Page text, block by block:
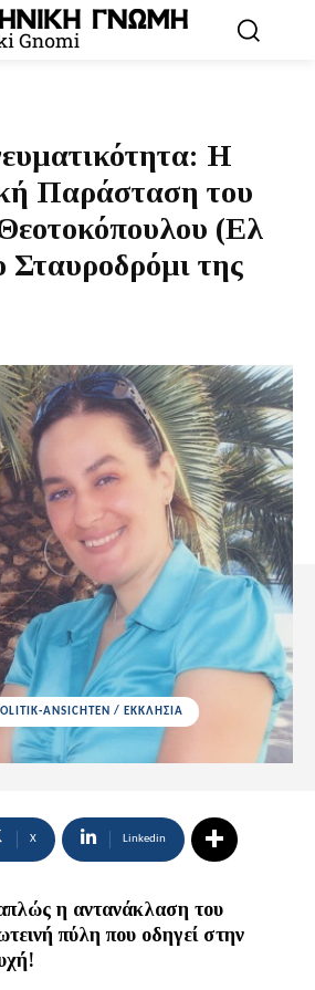
Η
Παράσταση του
(Ελ
Σταυροδρόμι της
ANSICHTEN / ΕΚΚΛΗΣΙΑ
X Linkedin
η αντανάκλαση του
πύλη που οδηγεί στην